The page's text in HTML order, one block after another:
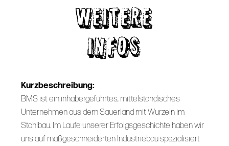
WEITERE
INFOS
Kurzbeschreibung:
BMS ist ein inhabergeführtes, mittelständisches
Unternehmen aus dem Sauerland mit Wurzeln im
Stahlbau. Im Laufe unserer Erfolgsgeschichte haben wir
uns auf maßgeschneiderten Industriebau spezialisiert